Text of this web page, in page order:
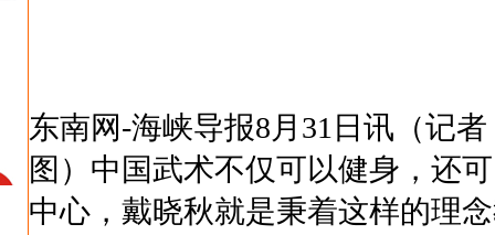
东南网-海峡导报8月31日讯（记
图）中国武术不仅可以健身，还
中心，戴晓秋就是秉着这样的理